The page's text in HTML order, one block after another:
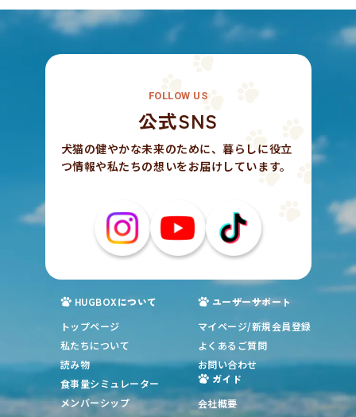
FOLLOW US
公式SNS
犬猫の健やかな未来のために、暮らしに役立
つ情報や私たちの想いをお届けしています。
HUGBOXについて
トップページ
私たちについて
読み物
食事量シミュレーター
メンバーシップ
ユーザーサポート
マイページ/新規会員登録
よくあるご質問
お問い合わせ
ガイド
会社概要